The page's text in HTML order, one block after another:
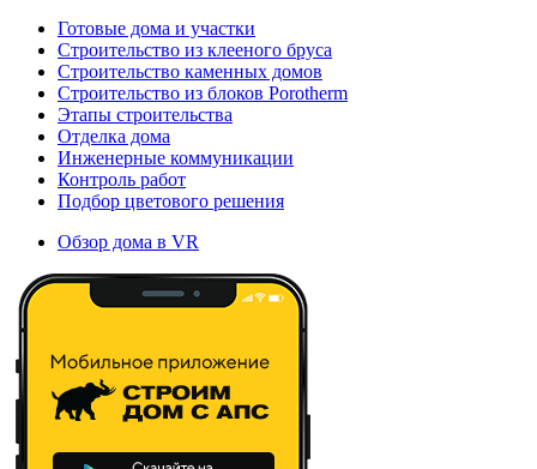
Готовые дома и участки
Строительство из клееного бруса
Строительство каменных домов
Строительство из блоков Porotherm
Этапы строительства
Отделка дома
Инженерные коммуникации
Контроль работ
Подбор цветового решения
Обзор дома в VR